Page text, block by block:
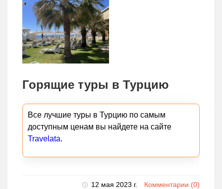
Горящие туры в Турцию
Все лучшие туры в Турцию по самым
доступным ценам вы найдете на сайте
Travelata.
12 мая 2023 г. Комментарии (0)